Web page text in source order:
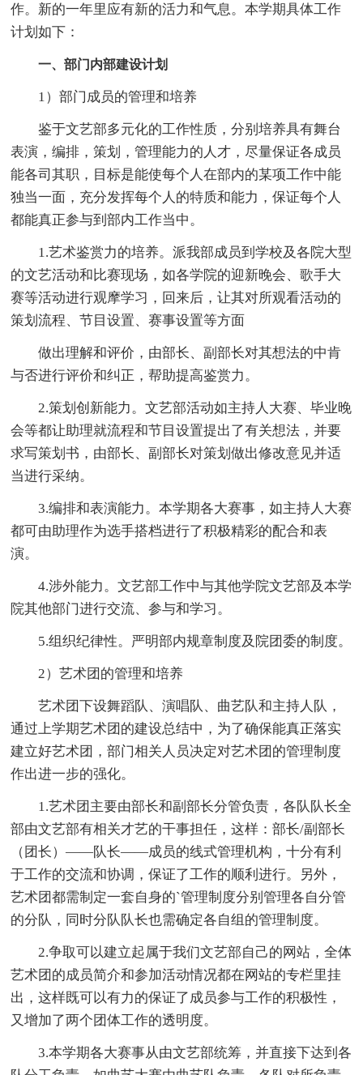
作。新的一年里应有新的活力和气息。本学期具体工作
计划如下：
一、部门内部建设计划
1）部门成员的管理和培养
鉴于文艺部多元化的工作性质，分别培养具有舞台
表演，编排，策划，管理能力的人才，尽量保证各成员
能各司其职，目标是能使每个人在部内的某项工作中能
独当一面，充分发挥每个人的特质和能力，保证每个人
都能真正参与到部内工作当中。
1.艺术鉴赏力的培养。派我部成员到学校及各院大型
的文艺活动和比赛现场，如各学院的迎新晚会、歌手大
赛等活动进行观摩学习，回来后，让其对所观看活动的
策划流程、节目设置、赛事设置等方面
做出理解和评价，由部长、副部长对其想法的中肯
与否进行评价和纠正，帮助提高鉴赏力。
2.策划创新能力。文艺部活动如主持人大赛、毕业晚
会等都让助理就流程和节目设置提出了有关想法，并要
求写策划书，由部长、副部长对策划做出修改意见并适
当进行采纳。
3.编排和表演能力。本学期各大赛事，如主持人大赛
都可由助理作为选手搭档进行了积极精彩的配合和表
演。
4.涉外能力。文艺部工作中与其他学院文艺部及本学
院其他部门进行交流、参与和学习。
5.组织纪律性。严明部内规章制度及院团委的制度。
2）艺术团的管理和培养
艺术团下设舞蹈队、演唱队、曲艺队和主持人队，
通过上学期艺术团的建设总结中，为了确保能真正落实
建立好艺术团，部门相关人员决定对艺术团的管理制度
作出进一步的强化。
1.艺术团主要由部长和副部长分管负责，各队队长全
部由文艺部有相关才艺的干事担任，这样：部长/副部长
（团长）——队长——成员的线式管理机构，十分有利
于工作的交流和协调，保证了工作的顺利进行。另外，
艺术团都需制定一套自身的`管理制度分别管理各自分管
的分队，同时分队队长也需确定各自组的管理制度。
2.争取可以建立起属于我们文艺部自己的网站，全体
艺术团的成员简介和参加活动情况都在网站的专栏里挂
出，这样既可以有力的保证了成员参与工作的积极性，
又增加了两个团体工作的透明度。
3.本学期各大赛事从由文艺部统筹，并直接下达到各